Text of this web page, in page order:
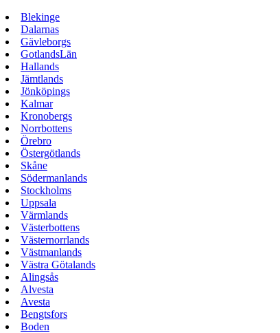
Blekinge
Dalarnas
Gävleborgs
GotlandsLän
Hallands
Jämtlands
Jönköpings
Kalmar
Kronobergs
Norrbottens
Örebro
Östergötlands
Skåne
Södermanlands
Stockholms
Uppsala
Värmlands
Västerbottens
Västernorrlands
Västmanlands
Västra Götalands
Alingsås
Alvesta
Avesta
Bengtsfors
Boden